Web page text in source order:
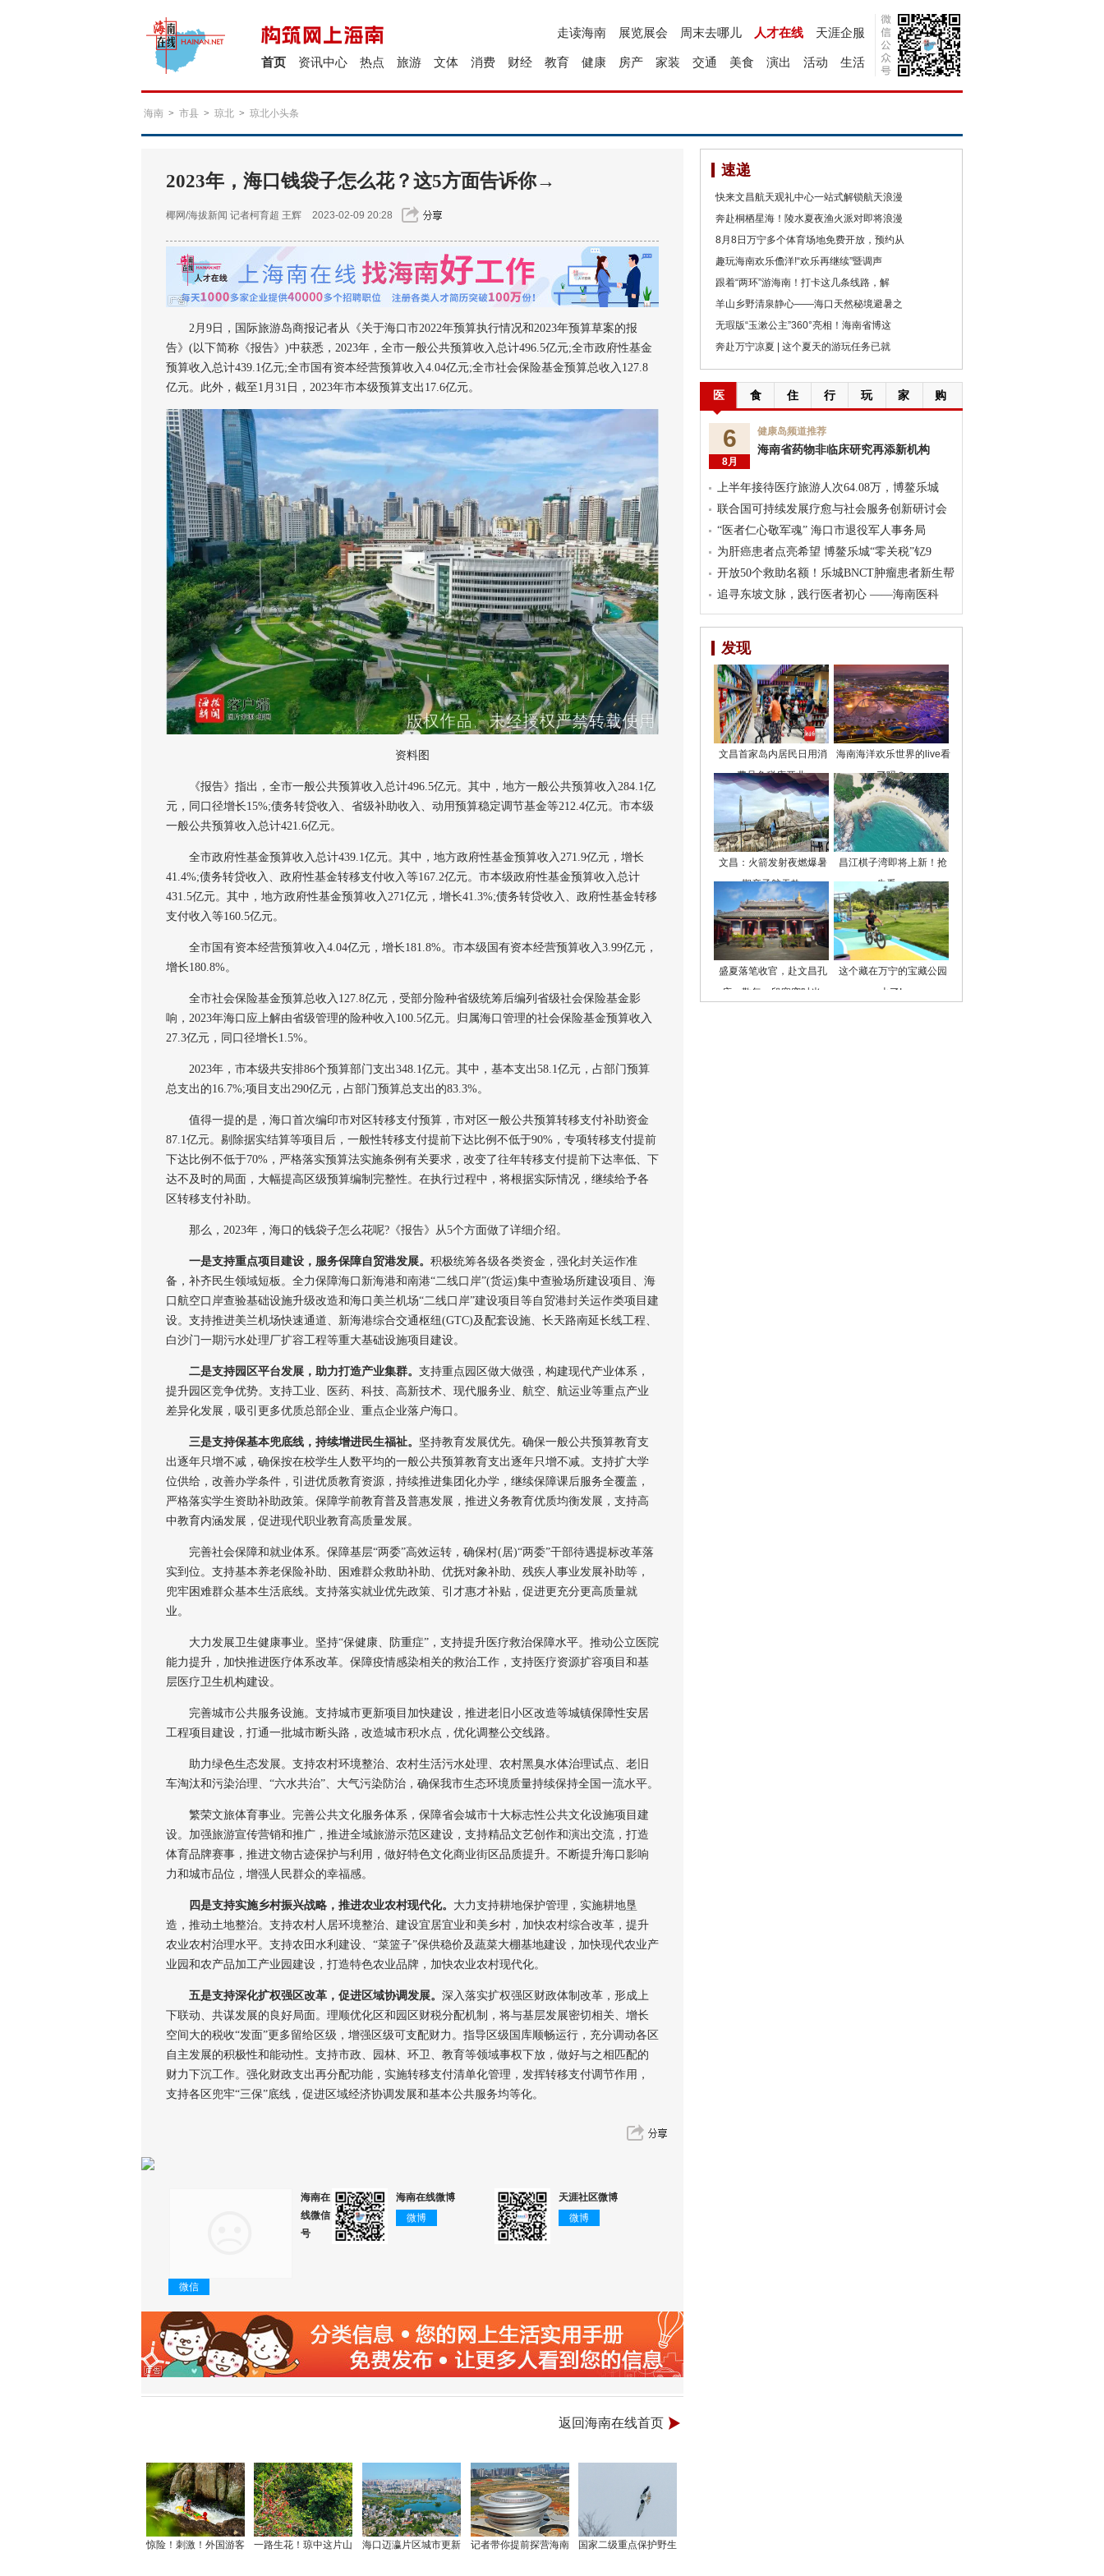
天涯企服
人才在线
周末去哪儿
展览展会
走读海南
生活
活动
演出
美食
交通
家装
房产
健康
教育
财经
消费
文体
旅游
热点
资讯中心
首页
海南 > 市县 > 琼北 > 琼北小头条
2023年，海口钱袋子怎么花？这5方面告诉你→
椰网/海拔新闻 记者柯育超 王辉 2023-02-09 20:28
2月9日，国际旅游岛商报记者从《关于海口市2022年预算执行情况和2023年预算草案的报
告》(以下简称《报告》)中获悉，2023年，全市一般公共预算收入总计496.5亿元;全市政府性基金
预算收入总计439.1亿元;全市国有资本经营预算收入4.04亿元;全市社会保险基金预算总收入127.8
亿元。此外，截至1月31日，2023年市本级预算支出17.6亿元。
资料图
《报告》指出，全市一般公共预算收入总计496.5亿元。其中，地方一般公共预算收入284.1亿
元，同口径增长15%;债务转贷收入、省级补助收入、动用预算稳定调节基金等212.4亿元。市本级
一般公共预算收入总计421.6亿元。
全市政府性基金预算收入总计439.1亿元。其中，地方政府性基金预算收入271.9亿元，增长
41.4%;债务转贷收入、政府性基金转移支付收入等167.2亿元。市本级政府性基金预算收入总计
431.5亿元。其中，地方政府性基金预算收入271亿元，增长41.3%;债务转贷收入、政府性基金转移
支付收入等160.5亿元。
全市国有资本经营预算收入4.04亿元，增长181.8%。市本级国有资本经营预算收入3.99亿元，
增长180.8%。
全市社会保险基金预算总收入127.8亿元，受部分险种省级统筹后编列省级社会保险基金影
响，2023年海口应上解由省级管理的险种收入100.5亿元。归属海口管理的社会保险基金预算收入
27.3亿元，同口径增长1.5%。
2023年，市本级共安排86个预算部门支出348.1亿元。其中，基本支出58.1亿元，占部门预算
总支出的16.7%;项目支出290亿元，占部门预算总支出的83.3%。
值得一提的是，海口首次编印市对区转移支付预算，市对区一般公共预算转移支付补助资金
87.1亿元。剔除据实结算等项目后，一般性转移支付提前下达比例不低于90%，专项转移支付提前
下达比例不低于70%，严格落实预算法实施条例有关要求，改变了往年转移支付提前下达率低、下
达不及时的局面，大幅提高区级预算编制完整性。在执行过程中，将根据实际情况，继续给予各
区转移支付补助。
那么，2023年，海口的钱袋子怎么花呢?《报告》从5个方面做了详细介绍。
一是支持重点项目建设，服务保障自贸港发展。 积极统筹各级各类资金，强化封关运作准
备，补齐民生领域短板。全力保障海口新海港和南港“二线口岸”(货运)集中查验场所建设项目、海
口航空口岸查验基础设施升级改造和海口美兰机场“二线口岸”建设项目等自贸港封关运作类项目建
设。支持推进美兰机场快速通道、新海港综合交通枢纽(GTC)及配套设施、长天路南延长线工程、
白沙门一期污水处理厂扩容工程等重大基础设施项目建设。
二是支持园区平台发展，助力打造产业集群。 支持重点园区做大做强，构建现代产业体系，
提升园区竞争优势。支持工业、医药、科技、高新技术、现代服务业、航空、航运业等重点产业
差异化发展，吸引更多优质总部企业、重点企业落户海口。
三是支持保基本兜底线，持续增进民生福祉。 坚持教育发展优先。确保一般公共预算教育支
出逐年只增不减，确保按在校学生人数平均的一般公共预算教育支出逐年只增不减。支持扩大学
位供给，改善办学条件，引进优质教育资源，持续推进集团化办学，继续保障课后服务全覆盖，
严格落实学生资助补助政策。保障学前教育普及普惠发展，推进义务教育优质均衡发展，支持高
中教育内涵发展，促进现代职业教育高质量发展。
完善社会保障和就业体系。保障基层“两委”高效运转，确保村(居)“两委”干部待遇提标改革落
实到位。支持基本养老保险补助、困难群众救助补助、优抚对象补助、残疾人事业发展补助等，
兜牢困难群众基本生活底线。支持落实就业优先政策、引才惠才补贴，促进更充分更高质量就
业。
大力发展卫生健康事业。坚持“保健康、防重症”，支持提升医疗救治保障水平。推动公立医院
能力提升，加快推进医疗体系改革。保障疫情感染相关的救治工作，支持医疗资源扩容项目和基
层医疗卫生机构建设。
完善城市公共服务设施。支持城市更新项目加快建设，推进老旧小区改造等城镇保障性安居
工程项目建设，打通一批城市断头路，改造城市积水点，优化调整公交线路。
助力绿色生态发展。支持农村环境整治、农村生活污水处理、农村黑臭水体治理试点、老旧
车淘汰和污染治理、“六水共治”、大气污染防治，确保我市生态环境质量持续保持全国一流水平。
繁荣文旅体育事业。完善公共文化服务体系，保障省会城市十大标志性公共文化设施项目建
设。加强旅游宣传营销和推广，推进全域旅游示范区建设，支持精品文艺创作和演出交流，打造
体育品牌赛事，推进文物古迹保护与利用，做好特色文化商业街区品质提升。不断提升海口影响
力和城市品位，增强人民群众的幸福感。
四是支持实施乡村振兴战略，推进农业农村现代化。 大力支持耕地保护管理，实施耕地垦
造，推动土地整治。支持农村人居环境整治、建设宜居宜业和美乡村，加快农村综合改革，提升
农业农村治理水平。支持农田水利建设、“菜篮子”保供稳价及蔬菜大棚基地建设，加快现代农业产
业园和农产品加工产业园建设，打造特色农业品牌，加快农业农村现代化。
五是支持深化扩权强区改革，促进区域协调发展。 深入落实扩权强区财政体制改革，形成上
下联动、共谋发展的良好局面。理顺优化区和园区财税分配机制，将与基层发展密切相关、增长
空间大的税收“发面”更多留给区级，增强区级可支配财力。指导区级国库顺畅运行，充分调动各区
自主发展的积极性和能动性。支持市政、园林、环卫、教育等领域事权下放，做好与之相匹配的
财力下沉工作。强化财政支出再分配功能，实施转移支付清单化管理，发挥转移支付调节作用，
支持各区兜牢“三保”底线，促进区域经济协调发展和基本公共服务均等化。
海南在
线微信
号
微信
海南在线微博
微博
天涯社区微博
微博
返回海南在线首页
惊险！刺激！外国游客 一路生花！琼中这片山 海口迈瀛片区城市更新 记者带你提前探营海南 国家二级重点保护野生
速递
快来文昌航天观礼中心一站式解锁航天浪漫
奔赴桐栖星海！陵水夏夜渔火派对即将浪漫
8月8日万宁多个体育场地免费开放，预约从
趣玩海南欢乐儋洋!“欢乐再继续”暨调声
跟着“两环”游海南！打卡这几条线路，解
羊山乡野清泉静心——海口天然秘境避暑之
无瑕版“玉漱公主”360°亮相！海南省博这
奔赴万宁凉夏 | 这个夏天的游玩任务已就
医 食 住 行 玩 家 购
6
8月
健康岛频道推荐
海南省药物非临床研究再添新机构
上半年接待医疗旅游人次64.08万，博鳌乐城
联合国可持续发展疗愈与社会服务创新研讨会
“医者仁心敬军魂” 海口市退役军人事务局
为肝癌患者点亮希望 博鳌乐城“零关税”钇9
开放50个救助名额！乐城BNCT肿瘤患者新生帮
追寻东坡文脉，践行医者初心 ——海南医科
发现
文昌首家岛内居民日用消
费品免税店开业
海南海洋欢乐世界的live看
了吗？
文昌：火箭发射夜燃爆暑
期亲子航天热
昌江棋子湾即将上新！抢
先看→
盛夏落笔收官，赴文昌孔
庙，敬每一段寒窗时光
这个藏在万宁的宝藏公园
火了!